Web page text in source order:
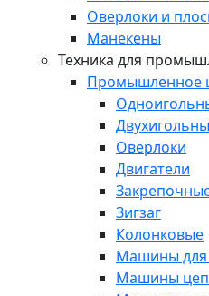
Оверлоки и
Манекены
Техника для
Промышленное
Оверлоки
Двигатели
Зигзаг
Колонковые
Машины для
Машины